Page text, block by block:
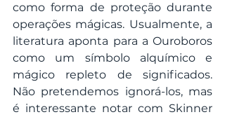
como forma de proteção durante
operações mágicas. Usualmente, a
literatura aponta para a Ouroboros
como um símbolo alquímico e
mágico repleto de significados.
Não pretendemos ignorá-los, mas
é interessante notar com Skinner